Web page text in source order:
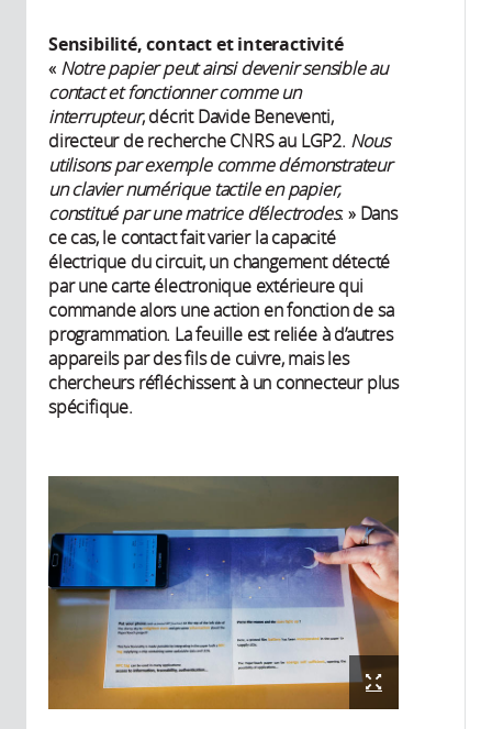
Sensibilité, contact et interactivité
« Notre papier peut ainsi devenir sensible au
contact et fonctionner comme un
interrupteur, décrit Davide Beneventi,
directeur de recherche CNRS au LGP2. Nous
utilisons par exemple comme démonstrateur
un clavier numérique tactile en papier,
constitué par une matrice d’électrodes. » Dans
ce cas, le contact fait varier la capacité
électrique du circuit, un changement détecté
par une carte électronique extérieure qui
commande alors une action en fonction de sa
programmation. La feuille est reliée à d’autres
appareils par des fils de cuivre, mais les
chercheurs réfléchissent à un connecteur plus
spécifique.